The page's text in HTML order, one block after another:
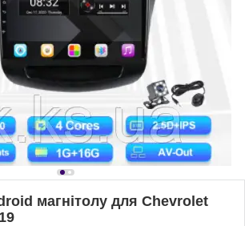
магнітолу для Chevrolet